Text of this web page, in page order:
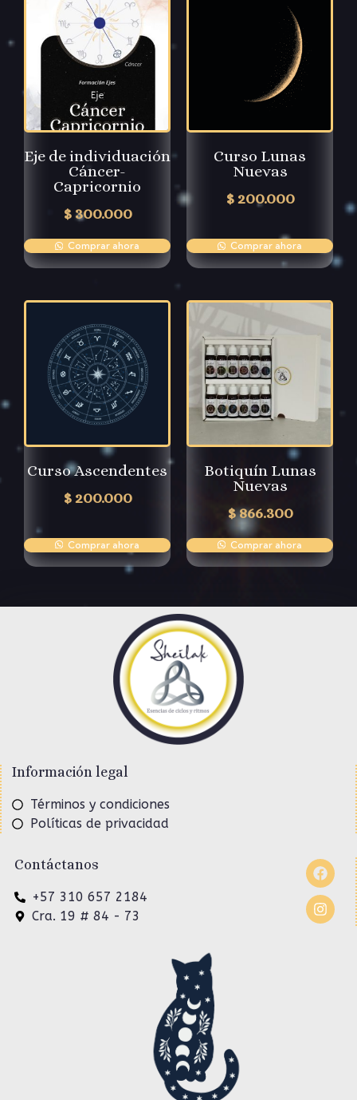
Eje de individuación
Cáncer-
Capricornio
$300.000
Comprar ahora
Curso Lunas
Nuevas
$200.000
Comprar ahora
Curso Ascendentes
$200.000
Comprar ahora
Botiquín Lunas
Nuevas
$866.300
Comprar ahora
Información legal
Términos y condiciones
Políticas de privacidad
Contáctanos
+57 310 657 2184
Cra. 19 # 84 - 73